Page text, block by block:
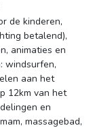
de kinderen,
betalend),
animaties en
windsurfen,
aan het
12km van het
en
massagebad,